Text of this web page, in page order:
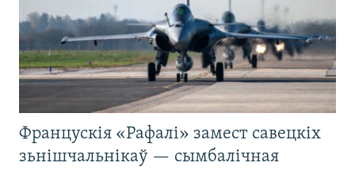
Францускія «Рафалі» замест савецкіх
зьнішчальнікаў — сымбалічная